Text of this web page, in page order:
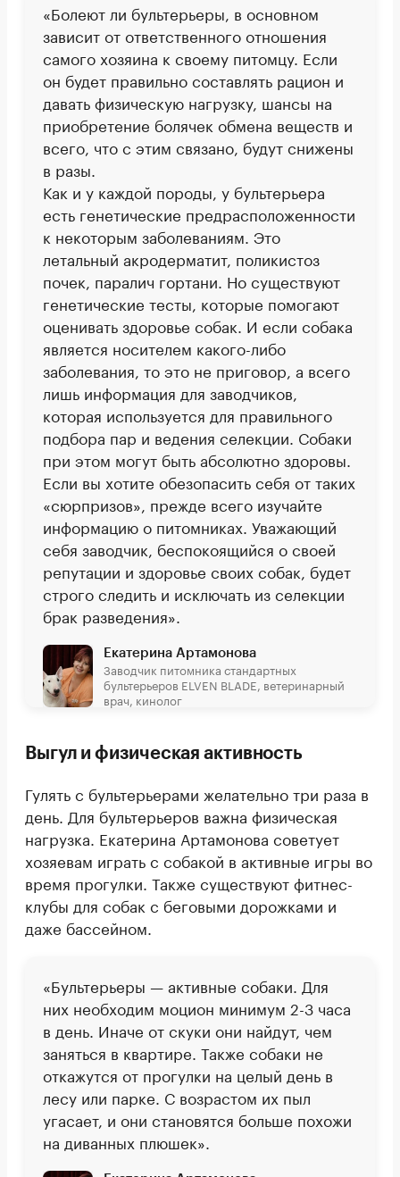
«Болеют ли бультерьеры, в основном
зависит от ответственного отношения
самого хозяина к своему питомцу. Если
он будет правильно составлять рацион и
давать физическую нагрузку, шансы на
приобретение болячек обмена веществ и
всего, что с этим связано, будут снижены
в разы.
Как и у каждой породы, у бультерьера
есть генетические предрасположенности
к некоторым заболеваниям. Это
летальный акродерматит, поликистоз
почек, паралич гортани. Но существуют
генетические тесты, которые помогают
оценивать здоровье собак. И если собака
является носителем какого-либо
заболевания, то это не приговор, а всего
лишь информация для заводчиков,
которая используется для правильного
подбора пар и ведения селекции. Собаки
при этом могут быть абсолютно здоровы.
Если вы хотите обезопасить себя от таких
«сюрпризов», прежде всего изучайте
информацию о питомниках. Уважающий
себя заводчик, беспокоящийся о своей
репутации и здоровье своих собак, будет
строго следить и исключать из селекции
брак разведения».
Екатерина Артамонова
Заводчик питомника стандартных
бультерьеров ELVEN BLADE, ветеринарный
врач, кинолог
Выгул и физическая активность
Гулять с бультерьерами желательно три раза в
день. Для бультерьеров важна физическая
нагрузка. Екатерина Артамонова советует
хозяевам играть с собакой в активные игры во
время прогулки. Также существуют фитнес-
клубы для собак с беговыми дорожками и
даже бассейном.
«Бультерьеры — активные собаки. Для
них необходим моцион минимум 2-3 часа
в день. Иначе от скуки они найдут, чем
заняться в квартире. Также собаки не
откажутся от прогулки на целый день в
лесу или парке. С возрастом их пыл
угасает, и они становятся больше похожи
на диванных плюшек».